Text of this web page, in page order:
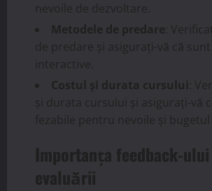
nevoile de dezvoltare.
Metodele de predare :
de predare și asigurați-vă că sunt
interactive.
Costul și durata cursului :
și durata cursului și asigurați-vă
fezabile pentru nevoile și bugetul
Importanța feedback-
evaluării